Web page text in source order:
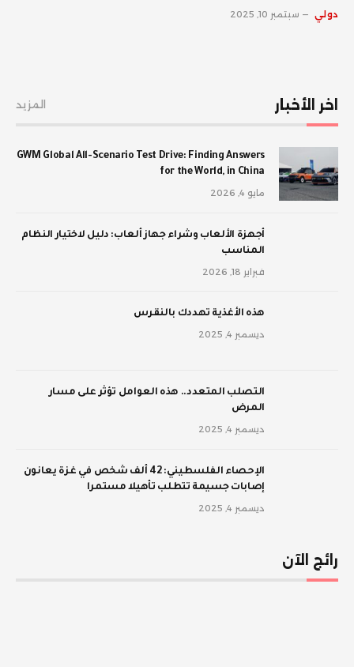
دولي سبتمبر 10, 2025
اخر الأخبار المزيد
GWM Global All-Scenario Test Drive: Finding Answers
for the World, in China
مايو 4, 2026
أجهزة الألعاب وشراء جهاز ألعاب: دليل لاختيار النظام
المناسب
فبراير 18, 2026
‫هذه الأغذية تهددك بالنقرس
ديسمبر 4, 2025
‫التصلب المتعدد.. هذه العوامل تؤثر على مسار
المرض
ديسمبر 4, 2025
الإحصاء الفلسطيني: 42 ألف شخص في غزة يعانون
إصابات جسيمة تتطلب تأهيلا مستمرا
ديسمبر 4, 2025
رائج الآن